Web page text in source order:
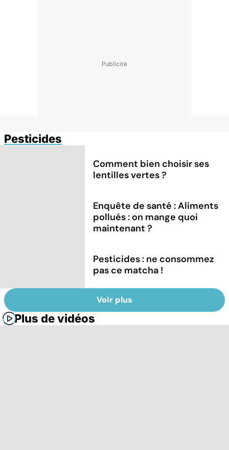
Pesticides
Comment bien choisir ses
lentilles vertes ?
Enquête de santé : Aliments
pollués : on mange quoi
maintenant ?
Pesticides : ne consommez
pas ce matcha !
Voir plus
Plus de vidéos